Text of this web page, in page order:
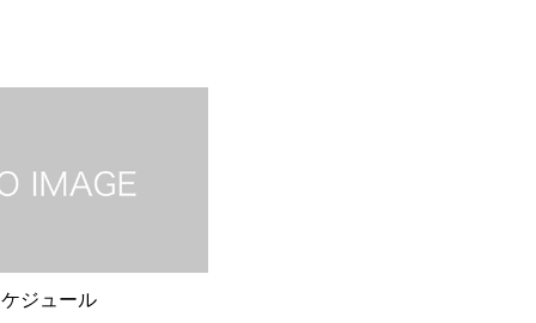
ジュール